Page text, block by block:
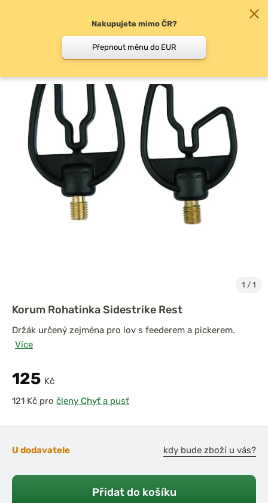
Feederové hrazdy,…
1 / 1
Korum Rohatinka Sidestrike Rest
Držák určený zejména pro lov s feederem a pickerem.
Více
125 Kč
pro členy Chyť a pusť
U dodavatele kdy bude zboží u vás?
Přidat do košíku
Nakupujete mimo ČR?
Přepnout měnu do EUR